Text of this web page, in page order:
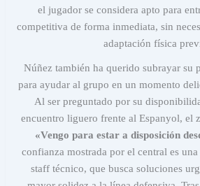
el jugador se considera apto para
competitiva de forma inmediata, sin
adaptación física
Núñez también ha querido subrayar su
para ayudar al grupo en un momento
Al ser preguntado por su
encuentro liguero frente al Espanyol, el
«Vengo para estar a disposición
confianza mostrada por el central es
staff técnico, que busca soluciones